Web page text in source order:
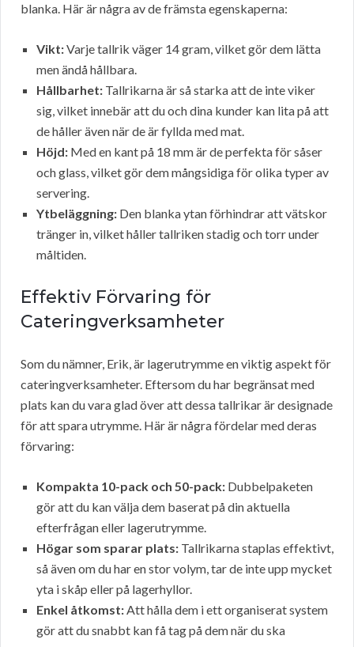
blanka. Här är några av de främsta egenskaperna:
Vikt:Varje tallrik väger 14 gram, vilket gör dem lätta
men ändå hållbara.
Hållbarhet: Tallrikarna är så starka att de inte viker
sig, vilket innebär att du och dina kunder kan lita på att
de håller även när de är fyllda med mat.
Höjd: Med en kant på 18 mm är de perfekta för såser
och glass, vilket gör dem mångsidiga för olika typer av
servering.
Ytbeläggning: Den blanka ytan förhindrar att vätskor
tränger in, vilket håller tallriken stadig och torr under
måltiden.
Effektiv Förvaring för
Cateringverksamheter
Som du nämner, Erik, är lagerutrymme en viktig aspekt för
cateringverksamheter. Eftersom du har begränsat med
plats kan du vara glad över att dessa tallrikar är designade
för att spara utrymme. Här är några fördelar med deras
förvaring:
Kompakta 10-pack och 50-pack: Dubbelpaketen
gör att du kan välja dem baserat på din aktuella
efterfrågan eller lagerutrymme.
Högar som sparar plats: Tallrikarna staplas effektivt,
så även om du har en stor volym, tar de inte upp mycket
yta i skåp eller på lagerhyllor.
Enkel åtkomst:Att hålla dem i ett organiserat system
gör att du snabbt kan få tag på dem när du ska